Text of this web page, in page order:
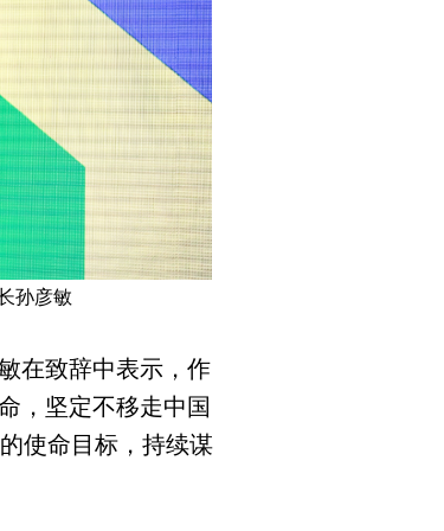
孙彦敏
在致辞中表示，作
，坚定不移走中国
使命目标，持续谋